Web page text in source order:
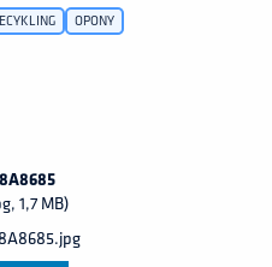
OPONY
1,7 MB)